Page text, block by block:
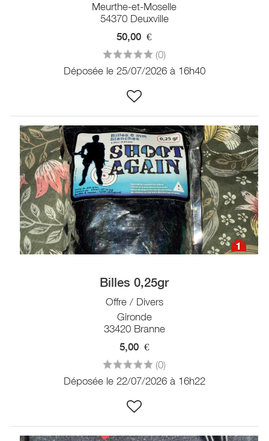
Meurthe-et-Moselle
54370 Deuxville
50,00 €
(0)
Déposée le 25/07/2026 à 16h40
1
Billes 0,25gr
Offre / Divers
Gironde
33420 Branne
5,00 €
(0)
Déposée le 22/07/2026 à 16h22